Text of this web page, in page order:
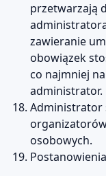
przetwarzają
zawieranie
obowiązek
co najmniej
administrator.
Administrator
osobowych.